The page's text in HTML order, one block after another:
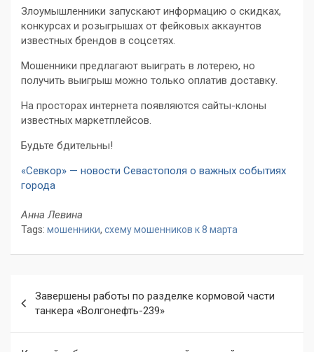
Злоумышленники запускают информацию о скидках,
конкурсах и розыгрышах от фейковых аккаунтов
известных брендов в соцсетях.
Мошенники предлагают выиграть в лотерею, но
получить выигрыш можно только оплатив доставку.
На просторах интернета появляются сайты-клоны
известных маркетплейсов.
Будьте бдительны!
«Севкор» — новости Севастополя о важных событиях
города
Анна Левина
Tags: мошенники, схему мошенников к 8 марта
по
записям
Завершены работы по разделке кормовой части
танкера «Волгонефть-239»